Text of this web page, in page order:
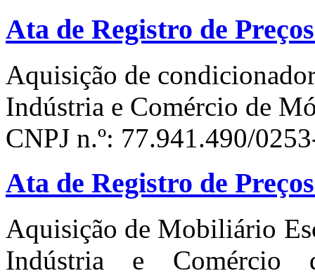
Ata de Registro de
Aquisição de
Indústria e Comércio de
CNPJ n.º: 77.941.490/
Ata de Registro de
Aquisição de Mobiliário
Indústria e Comércio